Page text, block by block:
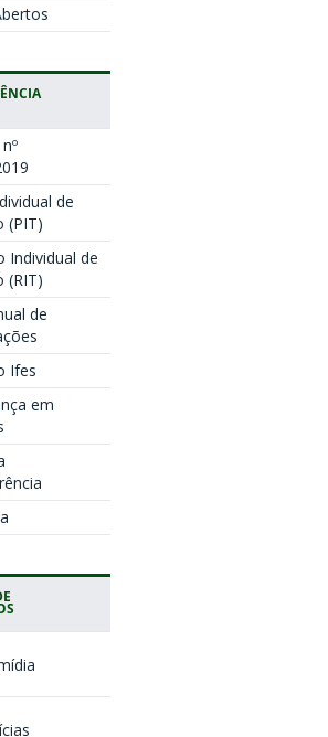
de
(PIT)
Individual de
(RIT)
de
Ifes
em